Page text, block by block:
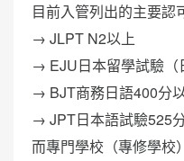
目前入管列出的主要認
→ JLPT N2以上
→ EJU日本留學試驗（
→ BJT商務日語400分
→ JPT日本語試驗525
而專門學校（專修學校